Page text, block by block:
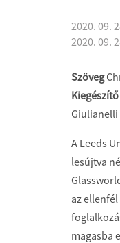
2020. 09.
2020. 09.
Szöveg
Giulianelli
A Leeds
lesújtva
az
magasba